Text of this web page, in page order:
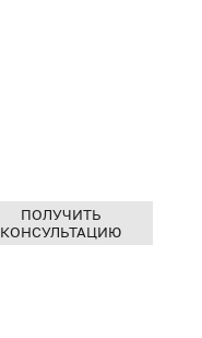
ПОЛУЧИТЬ
КОНСУЛЬТАЦИЮ